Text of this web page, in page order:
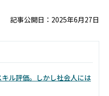
記事公開日：2025年6月27日
キル評価。しかし社会人には